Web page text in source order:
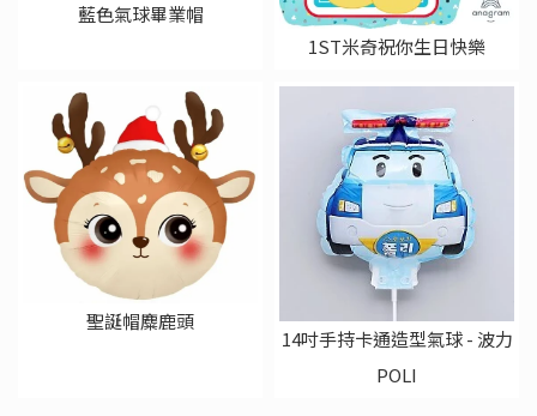
藍色氣球畢業帽
1ST米奇祝你生日快樂
聖誕帽麋鹿頭
14吋手持卡通造型氣球 - 波力
POLI